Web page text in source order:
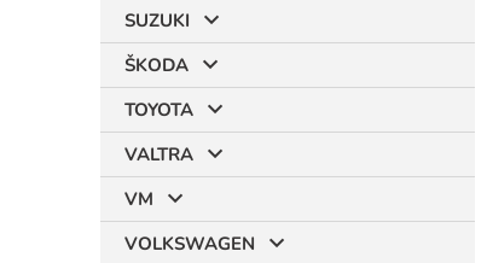
SUZUKI
ŠKODA
TOYOTA
VALTRA
VM
VOLKSWAGEN